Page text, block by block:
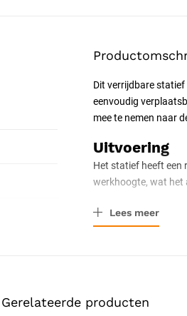
Dit verrijdbare
eenvoudig
mee te nemen naar
Uitvoering
Het statief heeft een
werkhoogte, wat het
Geschikt voor
Het statief is
Lees meer
Gerelateerde producten